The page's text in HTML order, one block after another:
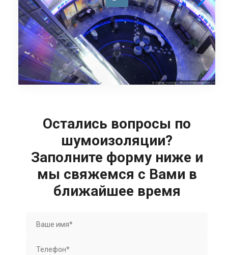
Остались вопросы по
шумоизоляции?
Заполните форму ниже и
мы свяжемся с Вами в
ближайшее время